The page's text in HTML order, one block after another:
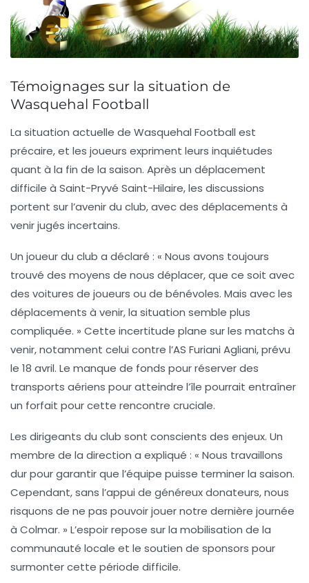
Témoignages sur la situation de
Wasquehal Football
La situation actuelle de Wasquehal Football est
précaire, et les joueurs expriment leurs inquiétudes
quant à la fin de la saison. Après un déplacement
difficile à Saint-Pryvé Saint-Hilaire, les discussions
portent sur l’avenir du club, avec des déplacements à
venir jugés incertains.
Un joueur du club a déclaré : « Nous avons toujours
trouvé des moyens de nous déplacer, que ce soit avec
des voitures de joueurs ou de bénévoles. Mais avec les
déplacements à venir, la situation semble plus
compliquée. » Cette incertitude plane sur les matchs à
venir, notamment celui contre l’AS Furiani Agliani, prévu
le 18 avril. Le manque de fonds pour réserver des
transports aériens pour atteindre l’île pourrait entraîner
un forfait pour cette rencontre cruciale.
Les dirigeants du club sont conscients des enjeux. Un
membre de la direction a expliqué : « Nous travaillons
dur pour garantir que l’équipe puisse terminer la saison.
Cependant, sans l’appui de généreux donateurs, nous
risquons de ne pas pouvoir jouer notre dernière journée
à Colmar. » L’espoir repose sur la mobilisation de la
communauté locale et le soutien de sponsors pour
surmonter cette période difficile.